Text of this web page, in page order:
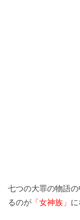
七つの大罪の物語
るのが 「女神族」 に